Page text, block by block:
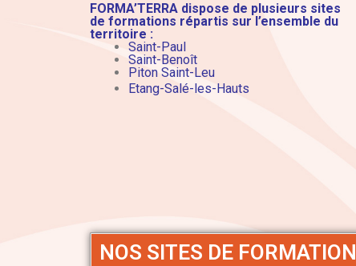
FORMA’TERRA dispose de plusieurs sites
de formations répartis sur l’ensemble du
territoire :
Saint-Paul
Saint-Benoît
Piton Saint-Leu
Etang-Salé-les-Hauts
NOS SITES DE FORMATION